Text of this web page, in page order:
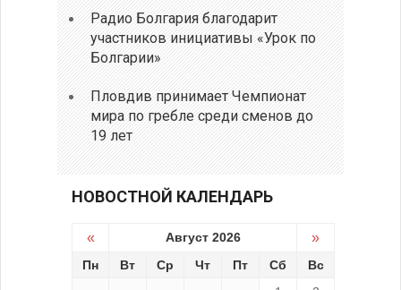
Радио Болгария благодарит
участников инициативы «Урок по
Болгарии»
Пловдив принимает Чемпионат
мира по гребле среди сменов до
19 лет
НОВОСТНОЙ КАЛЕНДАРЬ
« Август 2026 »
Пн Вт Ср Чт Пт Сб
Вс